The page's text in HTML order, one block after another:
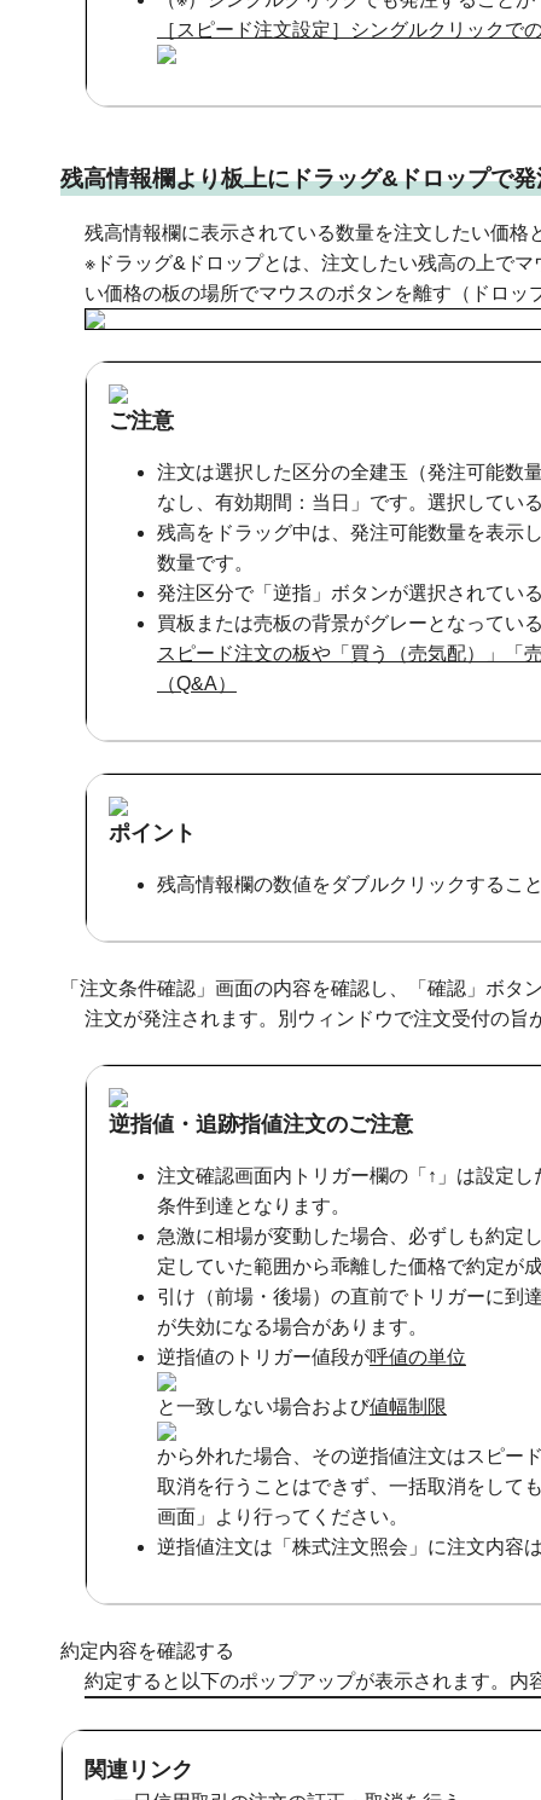
［スピード注文設定］シングルクリックで
残高情報欄より板上にドラッグ&ドロップで
残高情報欄に表示されている数量を注文したい価
※ドラッグ&ドロップとは、注文したい残高の上で
い価格の板の場所でマウスのボタンを離す（ドロッ
ご注意
注文は選択した区分の全建玉（発注可能数
なし、有効期間：当日」です。選択してい
残高をドラッグ中は、発注可能数量を表示
数量です。
発注区分で「逆指」ボタンが選択されてい
買板または売板の背景がグレーとなってい
スピード注文の板や「買う（売気配）」「
（Q&A）
ポイント
残高情報欄の数値をダブルクリックするこ
「注文条件確認」画面の内容を確認し、「確認」ボタ
注文が発注されます。別ウィンドウで注文受付の旨
逆指値・追跡指値注文のご注意
注文確認画面内トリガー欄の「↑」は設定
条件到達となります。
急激に相場が変動した場合、必ずしも約定
定していた範囲から乖離した価格で約定が
引け（前場・後場）の直前でトリガーに到
が失効になる場合があります。
逆指値のトリガー値段が呼値の単位
と一致しない場合および値幅制限
から外れた場合、その逆指値注文はスピー
取消を行うことはできず、一括取消をして
画面」より行ってください。
逆指値注文は「株式注文照会」に注文内容
約定内容を確認する
約定すると以下のポップアップが表示されます。内
関連リンク